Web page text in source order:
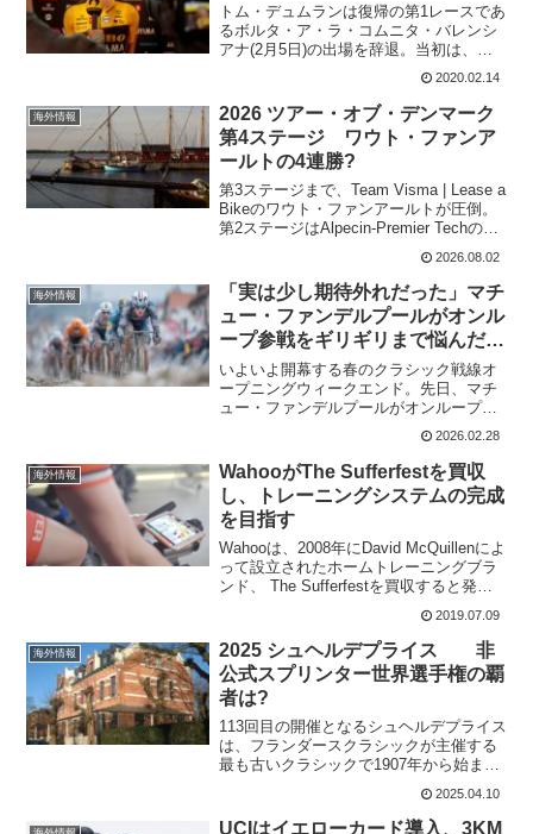
トム・デュムランは復帰の第1レースであ
るボルタ・ア・ラ・コムニタ・バレンシ
アナ(2月5日)の出場を辞退。当初は、腸
チフスによる問題だと言われていたが、
低エネルギー状態で全くパワーがないよ
うな状態だったらしい。Team Jumbo-
Visma...
2020.02.14
海外情報
2026 ツアー・オブ・デンマーク
第4ステージ ワウト・ファンア
ールトの4連勝?
第3ステージまで、Team Visma | Lease a
Bikeのワウト・ファンアールトが圧倒。
第2ステージはAlpecin-Premier Techのジ
ェンセン・プラウライトとの写真判定で
僅差だったけれど、第3ステージの200km
超の...
2026.08.02
海外情報
「実は少し期待外れだった」マチ
ュー・ファンデルプールがオンル
ープ参戦をギリギリまで悩んだ理
由
いよいよ開幕する春のクラシック戦線オ
ープニングウィークエンド。先日、マチ
ュー・ファンデルプールがオンループ・
ヘットニュースブラッドへの電撃参戦を
発表して大きな話題を呼んだ。実はその
決断は今週の月曜日まで確定していなか
った。インタビューで、マ...
2026.02.28
海外情報
WahooがThe Sufferfestを買収
し、トレーニングシステムの完成
を目指す
Wahooは、2008年にDavid McQuillenによ
って設立されたホームトレーニングブラ
ンド、 The Sufferfestを買収すると発表
るWahooは、 Wahoo Elemnt Boltのサ...
2019.07.09
海外情報
2025 シュヘルデプライス 非
公式スプリンター世界選手権の覇
者は?
113回目の開催となるシュヘルデプライス
は、フランダースクラシックが主催する
最も古いクラシックで1907年から始まっ
ている。Scheldeprijs(1.Pro)ロンド・ファ
ン・フラーンデレンは1913年、ヘント〜
ウェヴェルヘムは1934年...
2025.04.10
UCIはイエローカード導入、3KM